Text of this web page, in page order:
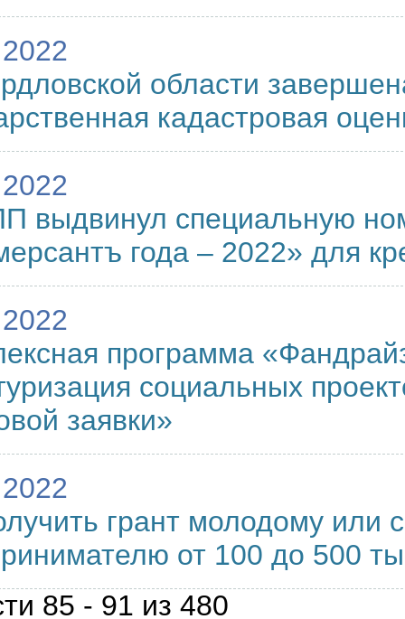
области
кадастровая
выдвинул специальную
года – 2022» для
программа
социальных
заявки»
грант молодому или
от 100 до 500
85 - 91 из 480